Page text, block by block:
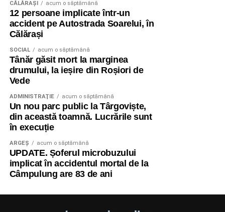
CĂLĂRAŞI acum o săptămână
12 persoane implicate într-un
accident pe Autostrada Soarelui, în
Călărași
SOCIAL acum o săptămână
Tânăr găsit mort la marginea
drumului, la ieșire din Roșiori de
Vede
ADMINISTRAŢIE acum o săptămână
Un nou parc public la Târgoviște,
din această toamnă. Lucrările sunt
în execuție
ARGEȘ acum o săptămână
UPDATE. Șoferul microbuzului
implicat în accidentul mortal de la
Câmpulung are 83 de ani